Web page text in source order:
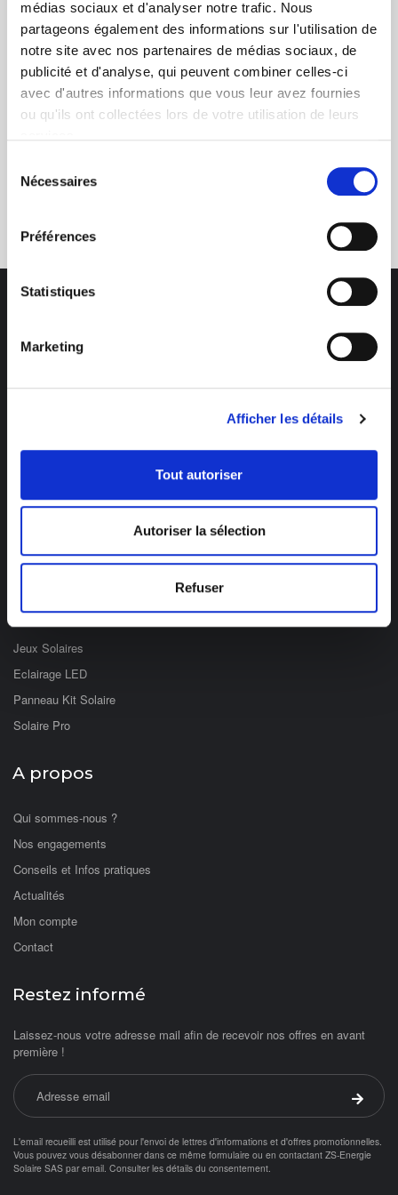
médias sociaux et d'analyser notre trafic. Nous
partageons également des informations sur l'utilisation de
notre site avec nos partenaires de médias sociaux, de
publicité et d'analyse, qui peuvent combiner celles-ci
avec d'autres informations que vous leur avez fournies
ou qu'ils ont collectées lors de votre utilisation de leurs
Nécessaires
Préférences
Statistiques
Marketing
Afficher les détails
Tout autoriser
Autoriser la sélection
Refuser
+ de 10 ans d'expertise
dans le photovoltaïque
Des professionnels à votre écoute
de 8h à 12h et de 14h à 17h
Catégories
Décoration Solaire
Jeux Solaires
Eclairage LED
Panneau Kit Solaire
Solaire Pro
A propos
Qui sommes-nous ?
Nos engagements
Conseils et Infos pratiques
Actualités
Mon compte
Contact
Restez informé
Laissez-nous votre adresse mail afin de recevoir nos offres en avant
première !
Adresse email
Valider
L'email recueilli est utilisé pour l'envoi de lettres d'informations et d'offres promotionnelles.
Vous pouvez vous désabonner dans ce même formulaire ou en contactant ZS-Energie
Solaire SAS paremail Consulter les détails du consentement.